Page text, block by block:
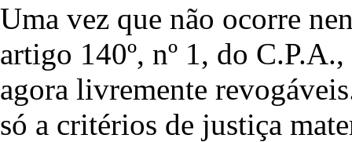
Uma vez que não ocorre
artigo 140º, nº 1, do
agora livremente
só a critérios de justiça